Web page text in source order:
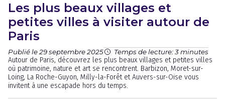
Les plus beaux villages et
petites villes à visiter autour de
Paris
Publié le 29 septembre 2025 Temps de lecture: 3 minutes
Autour de Paris, découvrez les plus beaux villages et petites villes
où patrimoine, nature et art se rencontrent. Barbizon, Moret-sur-
Loing, La Roche-Guyon, Milly-la-Forêt et Auvers-sur-Oise vous
invitent à une escapade hors du temps.